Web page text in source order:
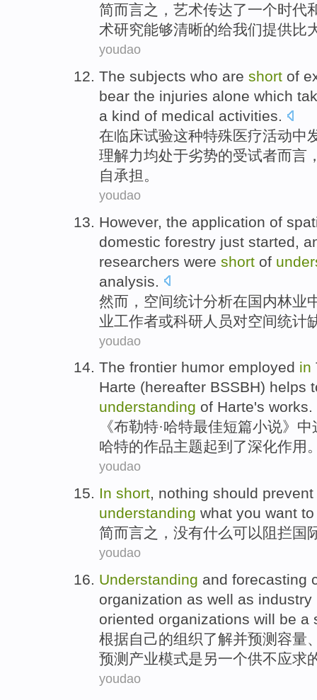
简而言之， 艺术传达了一个时代
术研究能够清晰的给我们提供比
youdao
The subjects who are short of
bear the injuries alone which
a kind of medical activities.
在临床试验这种特殊医疗活动中
理解力均处于劣势的受试者而言
自承担 。
youdao
However, the application of
domestic forestry just started ,
researchers were short of
analysis.
然而 ， 空间统计分析在国内林业
业工作者或科研 人员对空间统计
youdao
The frontier humor employed in
Harte (hereafter BSSBH) helps
understanding of Harte's works.
《布勒特·哈特最佳短篇小说》 中
哈特的作品主题起到了深化作用
youdao
In short, nothing should prevent
understanding what you want
简而言之， 没有什么可以阻拦国
youdao
Understanding and forecasting
organization as well as industry
oriented organizations will be a
根据自己的组织了解并预测 容量
预测 产业模式是另一个供不应求
youdao